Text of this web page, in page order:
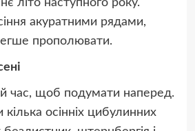
літо наступного року.
акуратними рядами,
прополювати.
час, щоб подумати наперед.
осінніх цибулинних